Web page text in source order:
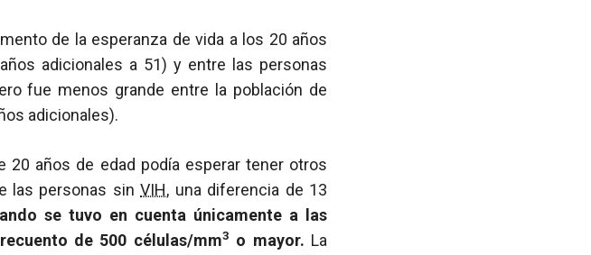
de la esperanza de vida a los 20 años
adicionales a 51) y entre las personas
fue menos grande entre la población de
adicionales).
20 años de edad podía esperar tener otros
las personas sinVIH, una diferencia de 13
se tuvo en cuenta únicamente a las
de 500 células/mm3 o mayor. La